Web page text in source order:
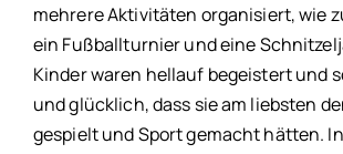
mehrere Aktivitäten organisiert, wie
ein Fußballturnier und eine
Kinder waren hellauf begeistert und
und glücklich, dass sie am liebsten
gespielt und Sport gemacht hätten.